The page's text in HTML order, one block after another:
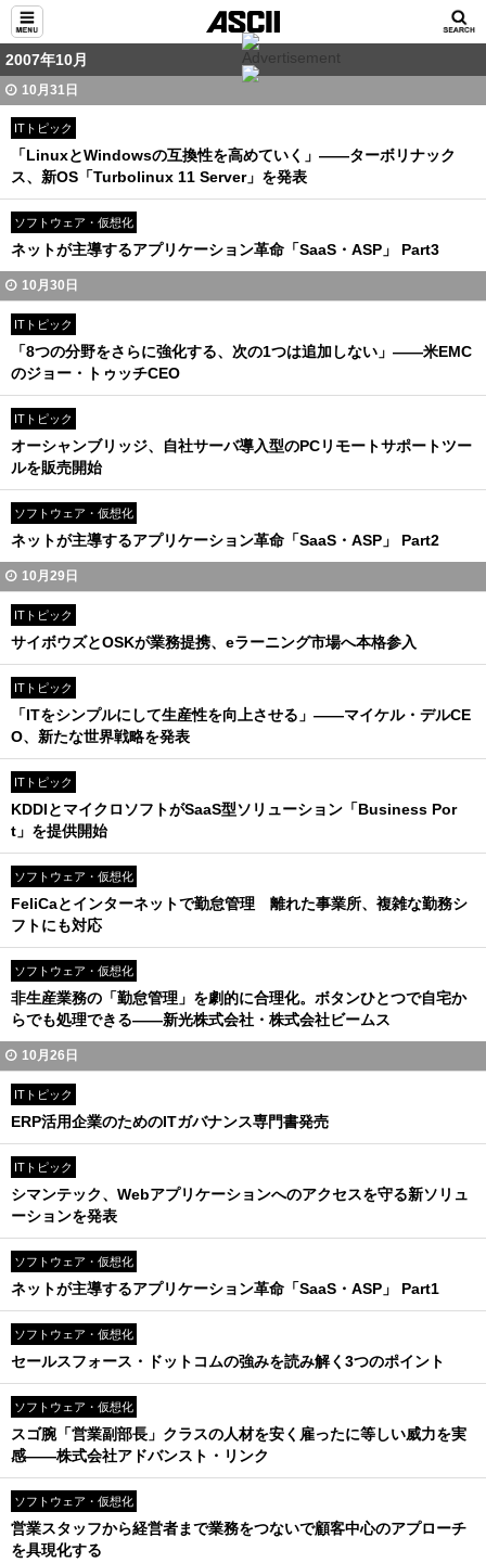
2007年10月
10月31日
ITトピック
「LinuxとWindowsの互換性を高めていく」――ターボリナック
ス、新OS「Turbolinux 11 Server」を発表
ソフトウェア・仮想化
ネットが主導するアプリケーション革命「SaaS・ASP」 Part3
10月30日
ITトピック
「8つの分野をさらに強化する、次の1つは追加しない」――米EMC
のジョー・トゥッチCEO
ITトピック
オーシャンブリッジ、自社サーバ導入型のPCリモートサポートツー
ルを販売開始
ソフトウェア・仮想化
ネットが主導するアプリケーション革命「SaaS・ASP」 Part2
10月29日
ITトピック
サイボウズとOSKが業務提携、eラーニング市場へ本格参入
ITトピック
「ITをシンプルにして生産性を向上させる」――マイケル・デルCE
O、新たな世界戦略を発表
ITトピック
KDDIとマイクロソフトがSaaS型ソリューション「Business Por
t」を提供開始
ソフトウェア・仮想化
FeliCaとインターネットで勤怠管理 離れた事業所、複雑な勤務シ
フトにも対応
ソフトウェア・仮想化
非生産業務の「勤怠管理」を劇的に合理化。ボタンひとつで自宅か
らでも処理できる――新光株式会社・株式会社ビームス
10月26日
ITトピック
ERP活用企業のためのITガバナンス専門書発売
ITトピック
シマンテック、Webアプリケーションへのアクセスを守る新ソリュ
ーションを発表
ソフトウェア・仮想化
ネットが主導するアプリケーション革命「SaaS・ASP」 Part1
ソフトウェア・仮想化
セールスフォース・ドットコムの強みを読み解く3つのポイント
ソフトウェア・仮想化
スゴ腕「営業副部長」クラスの人材を安く雇ったに等しい威力を実
感――株式会社アドバンスト・リンク
ソフトウェア・仮想化
営業スタッフから経営者まで業務をつないで顧客中心のアプローチ
を具現化する